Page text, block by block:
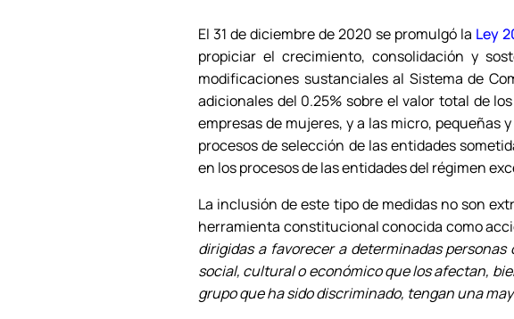
El 31 de diciembre de 2020 se promulgó la Ley
propiciar el crecimiento, consolidación y
modificaciones sustanciales al Sistema de
adicionales del 0.25% sobre el valor total de
empresas de mujeres, y a las micro, pequeñas
procesos de selección de las entidades
en los procesos de las entidades del régimen
La inclusión de este tipo de medidas no son
herramienta constitucional conocida como
dirigidas a favorecer a determinadas
social, cultural o económico que los afectan,
grupo que ha sido discriminado, tengan una